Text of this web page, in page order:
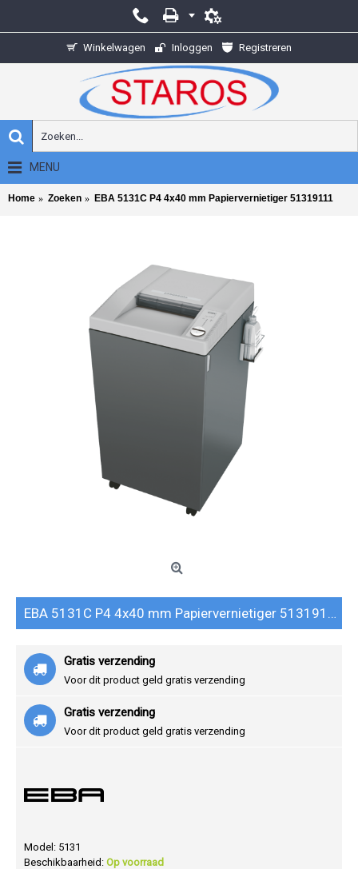
Winkelwagen Inloggen Registreren
MENU
Home Zoeken EBA 5131C P4 4x40 mm Papiervernietiger 51319111
EBA 5131C P4 4x40 mm Papiervernietiger 51319111
Gratis verzending
Voor dit product geld gratis verzending
Gratis verzending
Voor dit product geld gratis verzending
Model: 5131
Beschikbaarheid: Op voorraad